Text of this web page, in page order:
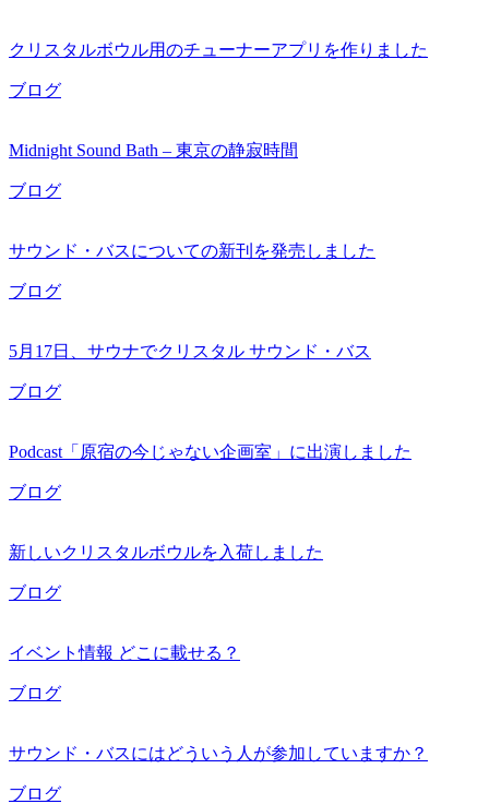
クリスタルボウル用のチューナーアプリを作りました
ブログ
Midnight Sound Bath – 東京の静寂時間
ブログ
サウンド・バスについての新刊を発売しました
ブログ
5月17日、サウナでクリスタル サウンド・バス
ブログ
Podcast「原宿の今じゃない企画室」に出演しました
ブログ
新しいクリスタルボウルを入荷しました
ブログ
イベント情報 どこに載せる？
ブログ
サウンド・バスにはどういう人が参加していますか？
ブログ